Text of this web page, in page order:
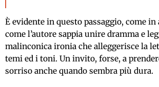
È evidente in questo passaggio, come in
come l’autore sappia unire dramma e
malinconica ironia che alleggerisce la
temi ed i toni. Un invito, forse, a
sorriso anche quando sembra più dura.